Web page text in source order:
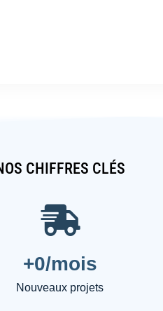
CHIFFRES CLÉS
Nouveaux projets
+0/mois